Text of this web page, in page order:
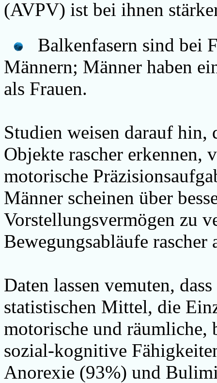
(AVPV) ist bei ihnen
Balkenfasern sind bei
Männern; Männer haben
als Frauen.
Studien weisen darauf hin,
Objekte rascher erkennen,
motorische
Männer scheinen über
Vorstellungsvermögen zu
Bewegungsabläufe rascher
Daten lassen vemuten,
statistischen Mittel, die
motorische und räumliche,
sozial-kognitive
Anorexie (93%) und